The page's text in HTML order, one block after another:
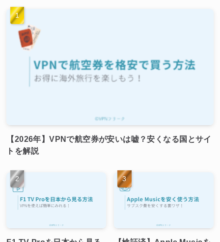
【2026年】VPNで航空券が安いは嘘？安くなる国とサイ
トを解説